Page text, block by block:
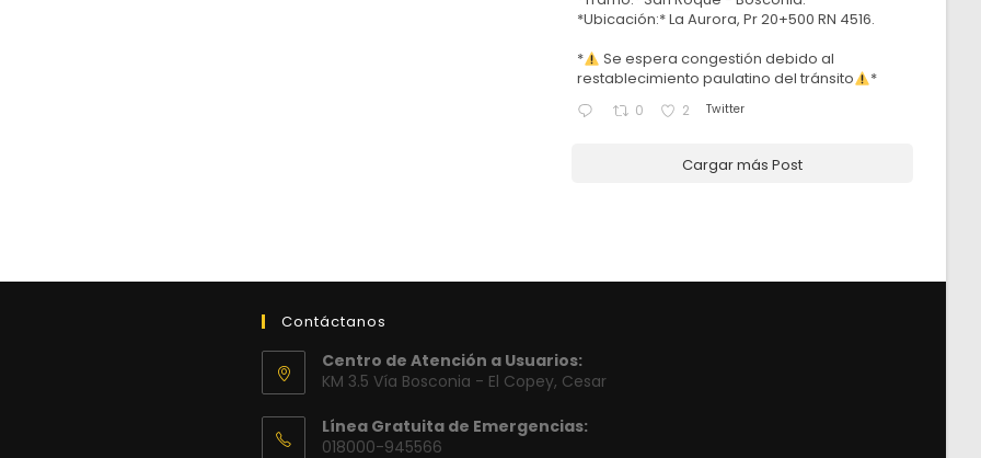
*Ubicación:* La Aurora, Pr 20+500 RN 4516.
*
Se espera congestión debido al
restablecimiento paulatino del tránsito
*
0 2 Twitter
Cargar más Post
Contáctanos
Centro de Atención a Usuarios:
KM 3.5 Vía Bosconia - El Copey, Cesar
Línea Gratuita de Emergencias:
018000-945566